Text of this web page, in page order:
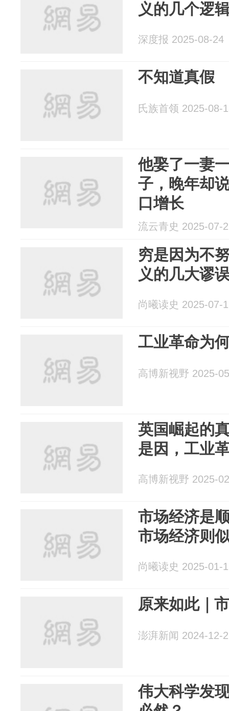
义的几个逻
深度报 2025-08-24
不知道真假
氏族首领 2025-08-
他娶了一妻
子，晚年却
口增长
流云青史 2025-07-
穷是因为不
义的几大谬
尚曦读史 2025-07-
工业革命为
高博新视野 2025-
英国崛起的
是因，工业
高博新视野 2025-
市场经济是
市场经济则
尚曦读史 2025-01-
原来如此｜
澎湃新闻 2024-12-
伟大科学发